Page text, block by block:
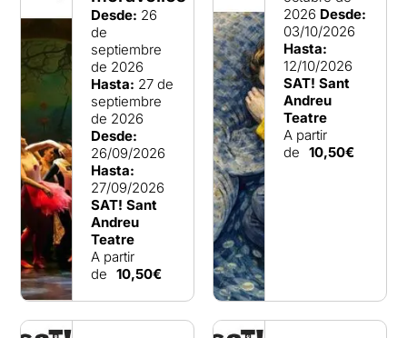
Desde: 26
de
septiembre
de 2026
Hasta: 27 de
septiembre
de 2026
Desde:
26/09/2026
Hasta:
27/09/2026
SAT! Sant
Andreu
Teatre
A partir
de 10,50€
2026 Desde:
03/10/2026
Hasta:
12/10/2026
SAT! Sant
Andreu
Teatre
A partir
de 10,50€